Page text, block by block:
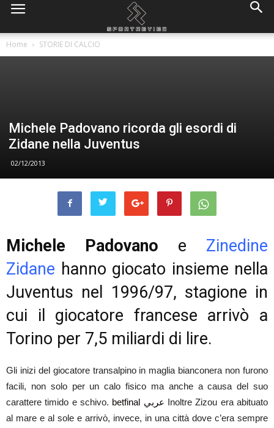
Home STORIE DI CALCIO
Michele Padovano ricorda gli esordi di
Zidane nella Juventus
02/12/2013
Michele Padovano e Zinedine
Zidane hanno giocato insieme nella
Juventus nel 1996/97, stagione in
cui il giocatore francese arrivò a
Torino per 7,5 miliardi di lire.
Gli inizi del giocatore transalpino in maglia bianconera non furono
facili, non solo per un calo fisico ma anche a causa del suo
carattere timido e schivo.
betfinal عربي Inoltre Zizou era abituato
al mare e al sole e arrivò, invece, in una città dove c’era sempre